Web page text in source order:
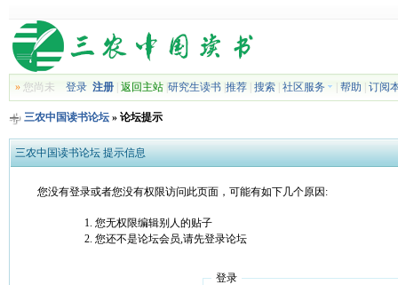
»您尚未 登录 注册| 返回主站| 研究生读书| 推荐| 搜索| 社区服务 帮助 订阅
三农中国读书论坛» 论坛提示
三农中国读书论坛 提示信息
您没有登录或者您没有权限访问此页面，可能有如下几个原因:
您无权限编辑别人的贴子
您还不是论坛会员,请先登录论坛
登录